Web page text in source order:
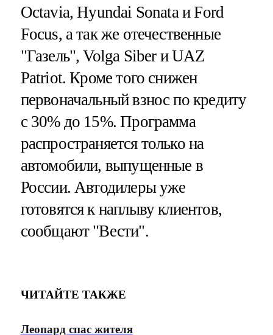
Octavia, Hyundai Sonata и Ford
Focus, а так же отечественные
"Газель", Volga Siber и UAZ
Patriot. Кроме того снижен
первоначальный взнос по кредиту
с 30% до 15%. Программа
распространяется только на
автомобили, выпущенные в
России. Автодилеры уже
готовятся к наплыву клиентов,
сообщают "Вести".
ЧИТАЙТЕ ТАКЖЕ
Леопард спас жителя